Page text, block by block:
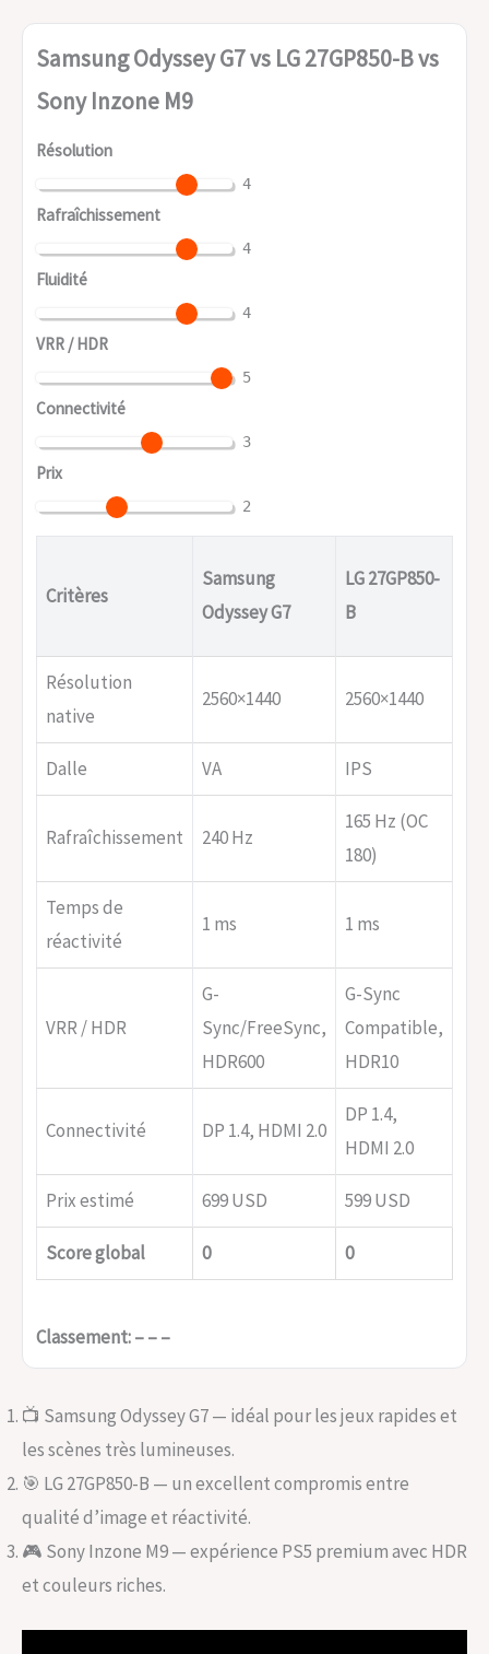
Samsung Odyssey G7 vs LG 27GP850-B vs
Sony Inzone M9
Résolution
4
Rafraîchissement
4
Fluidité
4
VRR / HDR
5
Connectivité
3
Prix
2
Critères
Samsung
Odyssey G7
LG 27GP850-
B
Résolution
native
2560×1440 2560×1440
Dalle VA IPS
Rafraîchissement 240 Hz
165 Hz (OC
180)
Temps de
réactivité
1 ms 1 ms
VRR / HDR
G-
Sync/FreeSync,
HDR600
G-Sync
Compatible,
HDR10
Connectivité DP 1.4, HDMI 2.0
DP 1.4,
HDMI 2.0
Prix estimé 699 USD 599 USD
Score global 0 0
Classement: – – –
📺 Samsung Odyssey G7 — idéal pour les jeux rapides et
les scènes très lumineuses.
🎯 LG 27GP850-B — un excellent compromis entre
qualité d’image et réactivité.
🎮 Sony Inzone M9 — expérience PS5 premium avec HDR
et couleurs riches.